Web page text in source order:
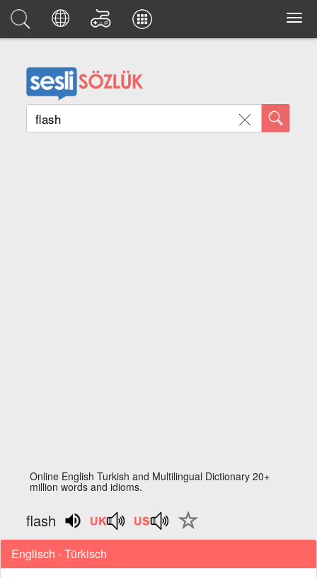
Online English Turkish and Multilingual Dictionary 20+
million words and idioms.
flash
Englisch - Türkisch